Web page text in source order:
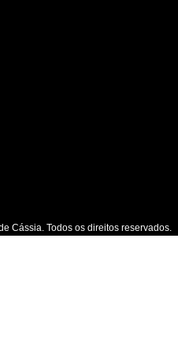
Cássia. Todos os direitos reservados.